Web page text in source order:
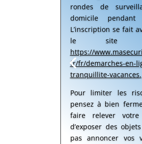
rondes de
domicile pendant
L’inscription se fait
le site
https://
fr/fr/demarches-en-
tranquillite-vacances.
Pour limiter les
pensez à bien
faire relever
d’exposer des
pas annoncer vos